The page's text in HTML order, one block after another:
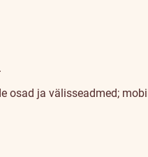
osad ja välisseadmed;